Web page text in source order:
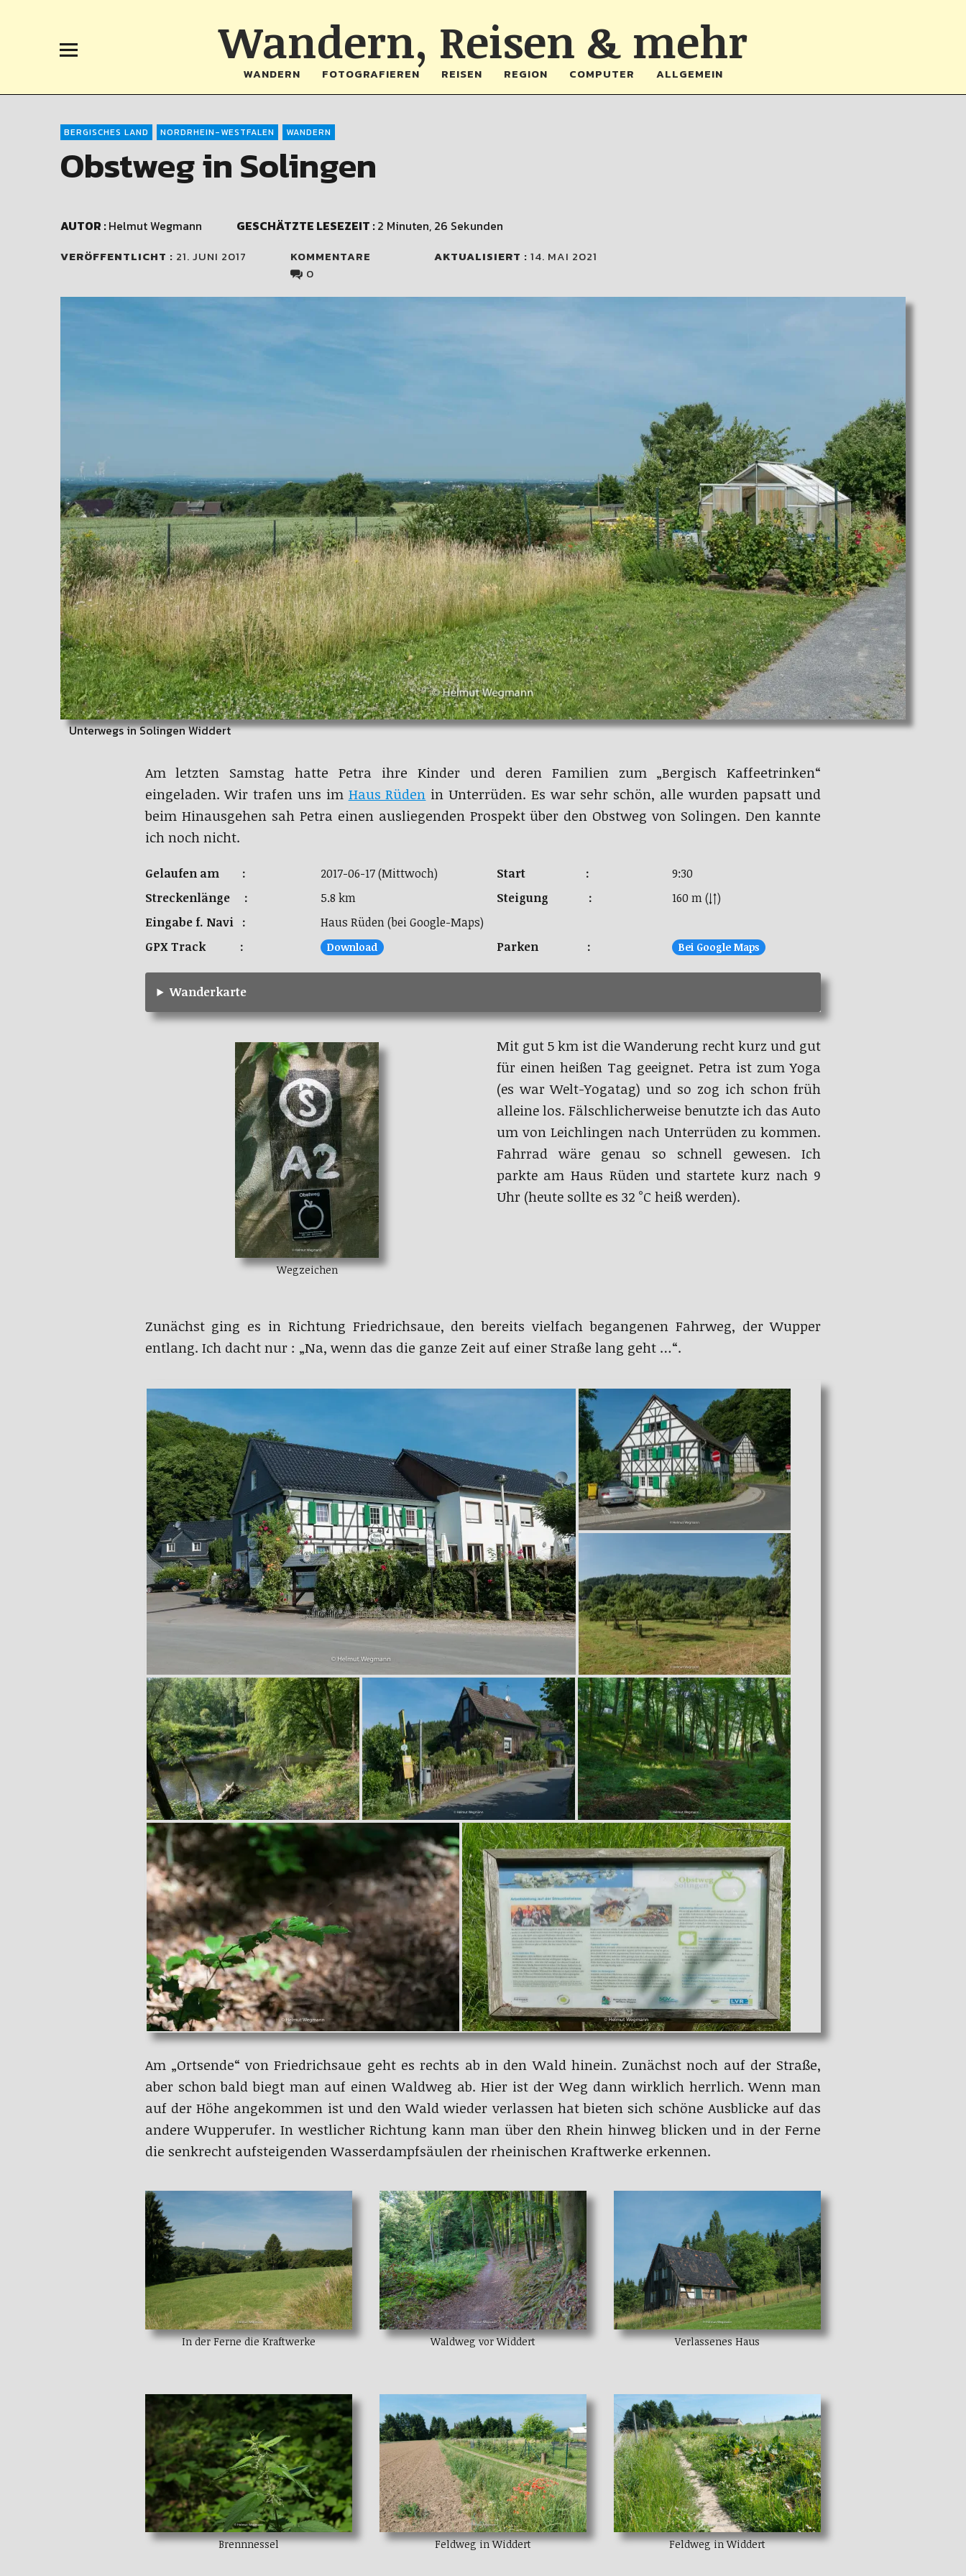
Wandern, Reisen & mehr
WANDERN FOTOGRAFIEREN REISEN REGION COMPUTER ALLGEMEIN
BERGISCHES LAND NORDRHEIN-WESTFALEN WANDERN
Obstweg in Solingen
AUTOR :Helmut Wegmann GESCHÄTZTE LESEZEIT :2 Minuten, 26 Sekunden
VERÖFFENTLICHT : 21. JUNI 2017
KOMMENTARE
0
AKTUALISIERT : 14. MAI 2021
Unterwegs in Solingen Widdert
Am letzten Samstag hatte Petra ihre Kinder und deren Familien zum „Bergisch Kaffeetrinken“
eingeladen. Wir trafen uns im Haus Rüden in Unterrüden. Es war sehr schön, alle wurden papsatt und
beim Hinausgehen sah Petra einen ausliegenden Prospekt über den Obstweg von Solingen. Den kannte
ich noch nicht.
Gelaufen am : 2017-06-17 (Mittwoch) Start :
9:30
Streckenlänge :
5.8 km Steigung :
160 m (↓↑)
Eingabe f. Navi :
Haus Rüden (bei Google-Maps)
GPX Track :
Download Parken : Bei Google Maps
Wanderkarte
Wegzeichen
Mit gut 5 km ist die Wanderung recht kurz und gut
für einen heißen Tag geeignet. Petra ist zum Yoga
(es war Welt-Yogatag) und so zog ich schon früh
alleine los. Fälschlicherweise benutzte ich das Auto
um von Leichlingen nach Unterrüden zu kommen.
Fahrrad wäre genau so schnell gewesen. Ich
parkte am Haus Rüden und startete kurz nach 9
Uhr (heute sollte es 32 °C heiß werden).
Zunächst ging es in Richtung Friedrichsaue, den bereits vielfach begangenen Fahrweg, der Wupper
entlang. Ich dacht nur : „Na, wenn das die ganze Zeit auf einer Straße lang geht …“.
Am „Ortsende“ von Friedrichsaue geht es rechts ab in den Wald hinein. Zunächst noch auf der Straße,
aber schon bald biegt man auf einen Waldweg ab. Hier ist der Weg dann wirklich herrlich. Wenn man
auf der Höhe angekommen ist und den Wald wieder verlassen hat bieten sich schöne Ausblicke auf das
andere Wupperufer. In westlicher Richtung kann man über den Rhein hinweg blicken und in der Ferne
die senkrecht aufsteigenden Wasserdampfsäulen der rheinischen Kraftwerke erkennen.
In der Ferne die Kraftwerke Waldweg vor Widdert Verlassenes Haus
Brennnessel Feldweg in Widdert Feldweg in Widdert